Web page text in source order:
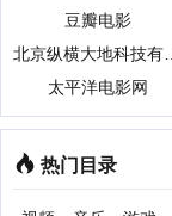
豆瓣电影
太平洋电影网
热门目录